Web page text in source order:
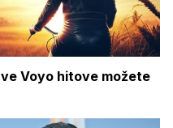
Voyo hitove možete